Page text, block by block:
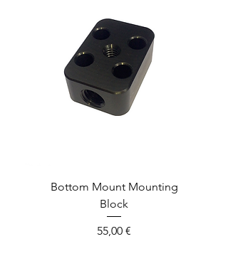
Bottom Mount Mounting
Block
Prix
55,00 €